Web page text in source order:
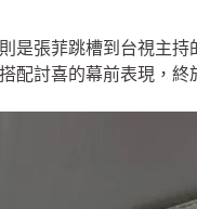
張菲跳槽到台視主
配討喜的幕前表現，終